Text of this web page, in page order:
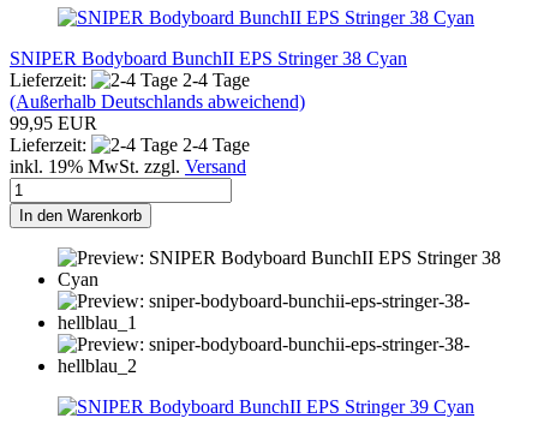
SNIPER Bodyboard BunchII EPS Stringer 38 Cyan
Lieferzeit:
2-4 Tage
(Außerhalb Deutschlands abweichend)
99,95 EUR
Lieferzeit:
2-4 Tage
inkl. 19% MwSt. zzgl. Versand
In den Warenkorb